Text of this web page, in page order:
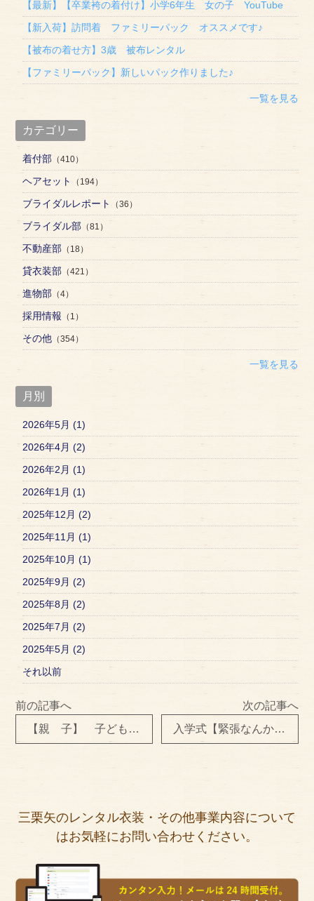
【最新】【卒業袴の着付け】小学6年生 女の子 YouTube
【新入荷】訪問着 ファミリーパック オススメです♪
【被布の着せ方】3歳 被布レンタル
【ファミリーパック】新しいパック作りました♪
一覧を見る
カテゴリー
着付部 （410）
ヘアセット （194）
ブライダルレポート （36）
ブライダル部 （81）
不動産部 （18）
貸衣装部 （421）
進物部 （4）
採用情報 （1）
その他 （354）
一覧を見る
月別
2026年5月 (1)
2026年4月 (2)
2026年2月 (1)
2026年1月 (1)
2025年12月 (2)
2025年11月 (1)
2025年10月 (1)
2025年9月 (2)
2025年8月 (2)
2025年7月 (2)
2025年5月 (2)
それ以前
前の記事へ
【親 子】 子どもの成長 頼もしいかな
次の記事へ
入学式【緊張なんかしてませんから】
三栗矢のレンタル衣装・その他事業内容について
はお気軽にお問い合わせください。